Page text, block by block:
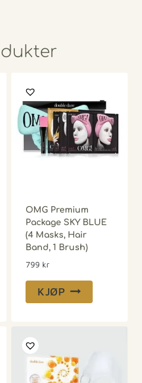
OMG Premium
Package SKY BLUE
(4 Masks, Hair
Band, 1 Brush)
799 kr
KJØP